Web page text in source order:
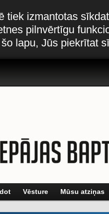
tiek izmantotas
pilnvērtīgu
lapu, Jūs piekrītat
Vēsture Mūsu atziņas